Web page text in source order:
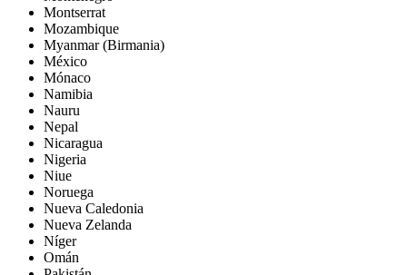
Montserrat
Mozambique
Myanmar (Birmania)
México
Mónaco
Namibia
Nauru
Nepal
Nicaragua
Nigeria
Niue
Noruega
Nueva Caledonia
Nueva Zelanda
Níger
Omán